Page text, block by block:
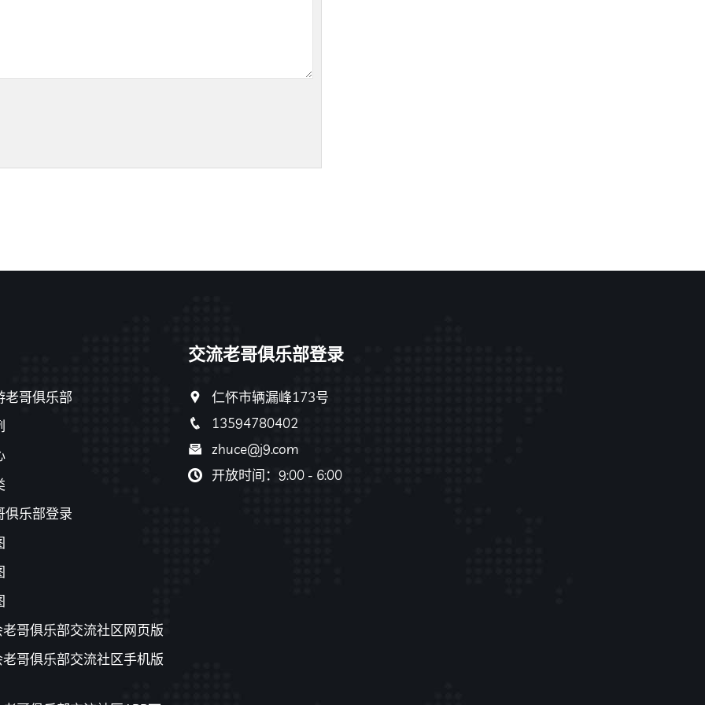
老哥俱乐部
俱乐部登录
哥俱乐部交流社区网页版
哥俱乐部交流社区手机版
交流老哥俱乐部登录
仁怀市辆漏峰173号
13594780402
zhuce@j9.com
开放时间：9:00 - 6:00